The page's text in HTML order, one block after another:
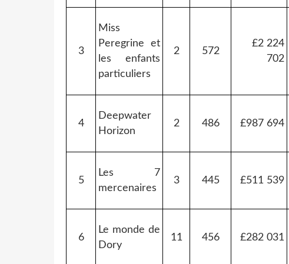
3
Miss
Peregrine et
les enfants
particuliers
2 572
£2 224
702
4
Deepwater
Horizon
2 486 £987 694
5
Les 7
mercenaires
3 445 £511 539
6
Le monde de
Dory
11 456 £282 031